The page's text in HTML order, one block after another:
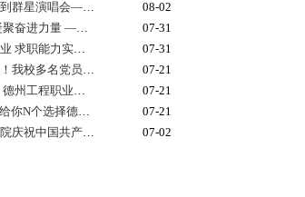
从新青年音乐节到群星演唱会——为什么又是德工？
08-02
致敬退役军人 凝聚奋进力量 —— 我校开展 “八一建军节” 拥军茶话会
07-31
校地携手赋能就业 求职能力实训进校园暨校地服务签约仪式在我校顺利举行
07-31
实干争先显担当！我校多名党员、基层党组织获市级表彰！
07-21
报考代码E857！德州工程职业学院志愿填报指南
07-21
@全体考生——给你N个选择德州工程职业学院的理由
07-21
德州工程职业学院庆祝中国共产党成立105周年MV《旗帜》上线！用歌声唱响百年信仰！
07-02